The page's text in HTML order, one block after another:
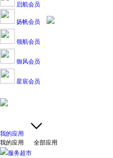
启航会员
扬帆会员
领航会员
御风会员
星宸会员
我的应用
我的应用
全部应用
服务超市